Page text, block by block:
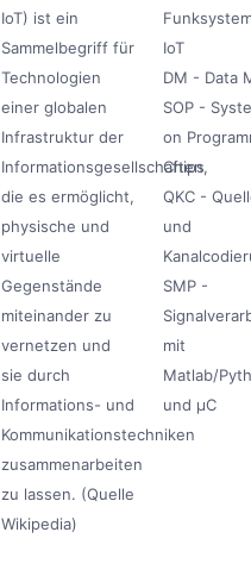
IoT) ist ein
Sammelbegriff für
Technologien
einer globalen
Infrastruktur der
Informationsgesellschaften,
die es ermöglicht,
physische und
virtuelle
Gegenstände
miteinander zu
vernetzen und
sie durch
Informations- und
Kommunikationstechniken
zusammenarbeiten
zu lassen. (Quelle
Wikipedia)
IoT
DM - Data
SOP -
on
Chips
QKC -
und
SMP -
mit
Matlab/
und µC